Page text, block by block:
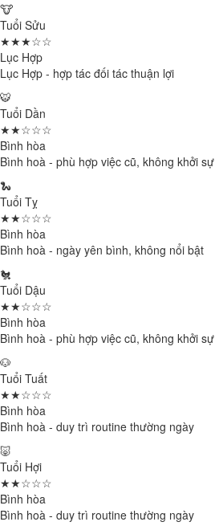
🐮
Tuổi Sửu
★★★☆☆
Lục Hợp
Lục Hợp - hợp tác đối tác thuận lợi
🐯
Tuổi Dần
★★☆☆☆
Bình hòa
Bình hoà - phù hợp việc cũ, không khởi sự
🐍
Tuổi Tỵ
★★☆☆☆
Bình hòa
Bình hoà - ngày yên bình, không nổi bật
🐔
Tuổi Dậu
★★☆☆☆
Bình hòa
Bình hoà - phù hợp việc cũ, không khởi sự
🐶
Tuổi Tuất
★★☆☆☆
Bình hòa
Bình hoà - duy trì routine thường ngày
🐷
Tuổi Hợi
★★☆☆☆
Bình hòa
Bình hoà - duy trì routine thường ngày